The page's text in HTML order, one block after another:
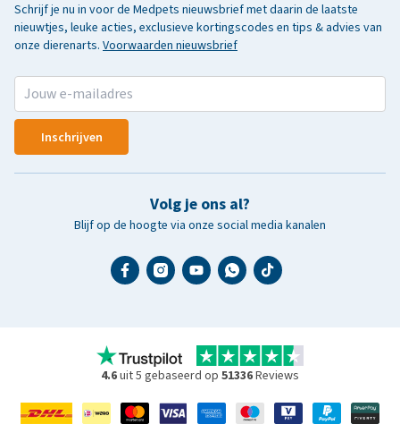
Schrijf je nu in voor de Medpets nieuwsbrief met daarin de laatste
nieuwtjes, leuke acties, exclusieve kortingscodes en tips & advies van
onze dierenarts. Voorwaarden nieuwsbrief
Inschrijven
Volg je ons al?
Blijf op de hoogte via onze social media kanalen
4.6uit 5 gebaseerd op 51336Reviews